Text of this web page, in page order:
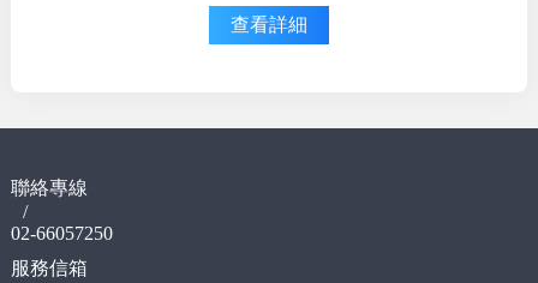
查看詳細
聯絡專線
/
02-66057250
服務信箱